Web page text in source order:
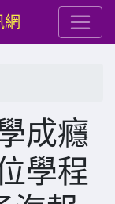
成癮
學程